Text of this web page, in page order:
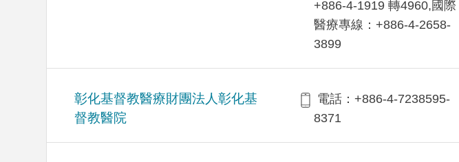
+886-4-1919 轉4960,國際
醫療專線：+886-4-2658-
3899
彰化基督教醫療財團法人彰化基
督教醫院
電話：+886-4-7238595-
8371